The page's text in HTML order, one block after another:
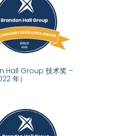
Hall Group 技术奖 –
年）